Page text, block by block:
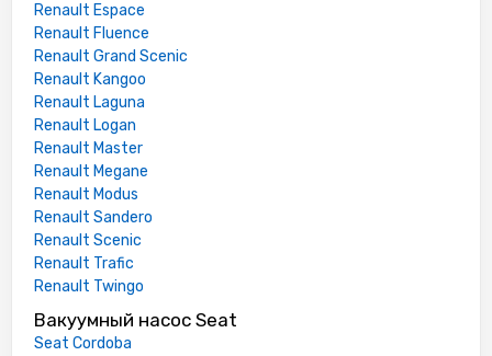
Renault Espace
Renault Fluence
Renault Grand Scenic
Renault Kangoo
Renault Laguna
Renault Logan
Renault Master
Renault Megane
Renault Modus
Renault Sandero
Renault Scenic
Renault Trafic
Renault Twingo
Вакуумный насос Seat
Seat Cordoba